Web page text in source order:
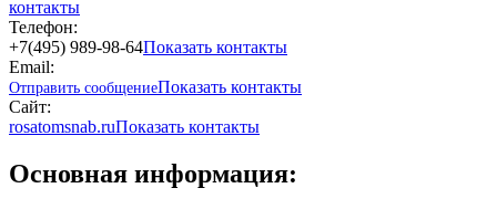
контакты
Телефон:
+7(495) 989-98-64Показать контакты
Email:
Отправить сообщениеПоказать контакты
Сайт:
rosatomsnab.ruПоказать контакты
Основная информация: